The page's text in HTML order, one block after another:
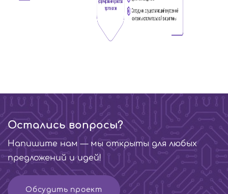
Остались вопросы?
Напишите нам — мы открыты для любых
предложений и идей!
Обсудить проект